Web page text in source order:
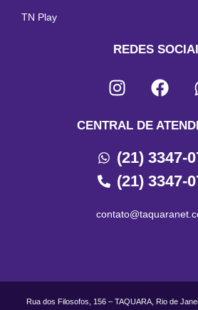
TN Play
REDES
CENTRAL DE
(21) 3347-
(21) 3347-
Rua dos Filosofos, 156 – TAQUARA, Rio de